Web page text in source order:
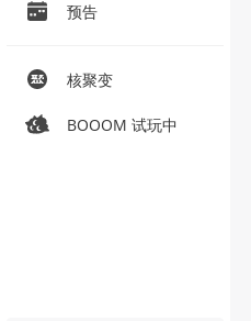
预告
核聚变
BOOOM 试玩中